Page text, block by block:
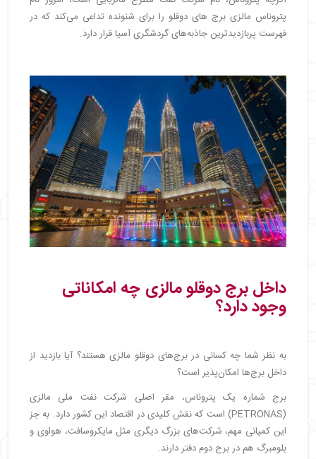
پتروناس مالزی برج های دوقلو را برای شنونده تداعی می‌کند که در
فهرست پربازدیدترین جاذبه‌های گردشگری آسیا قرار دارد.
داخل برج دوقلو مالزی چه امکاناتی
وجود دارد؟
به نظر شما چه کسانی در برج‌های دوقلو مالزی هستند؟ آیا بازدید از
داخل برج‌ها امکان‌پذیر است؟
برج شماره یک پتروناس، مقر اصلی شرکت نفت ملی مالزی
(PETRONAS) است که نقش کلیدی در اقتصاد این کشور دارد. به جز
این کمپانی مهم، شرکت‌های بزرگ دیگری مثل مایکروسافت، هواوی و
بلومبرگ هم در برج دوم دفتر دارند.